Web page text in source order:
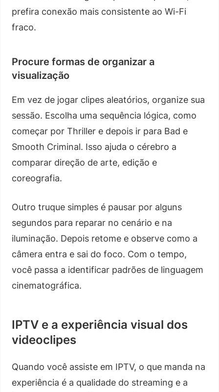
prefira conexão mais consistente ao Wi-Fi
fraco.
Procure formas de organizar a
visualização
Em vez de jogar clipes aleatórios, organize sua
sessão. Escolha uma sequência lógica, como
começar por Thriller e depois ir para Bad e
Smooth Criminal. Isso ajuda o cérebro a
comparar direção de arte, edição e
coreografia.
Outro truque simples é pausar por alguns
segundos para reparar no cenário e na
iluminação. Depois retome e observe como a
câmera entra e sai do foco. Com o tempo,
você passa a identificar padrões de linguagem
cinematográfica.
IPTV e a experiência visual dos
videoclipes
Quando você assiste em IPTV, o que manda na
experiência é a qualidade do streaming e a